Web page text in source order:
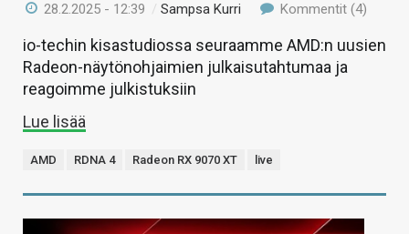
28.2.2025 - 12:39 /Sampsa Kurri Kommentit (4)
io-techin kisastudiossa seuraamme AMD:n uusien
Radeon-näytönohjaimien julkaisutahtumaa ja
reagoimme julkistuksiin
Lue lisää
AMD RDNA 4 Radeon RX 9070 XT live